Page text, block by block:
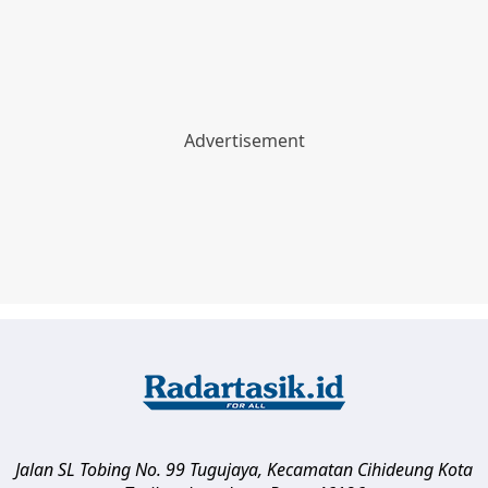
Jalan SL Tobing No. 99 Tugujaya, Kecamatan CihideungKota